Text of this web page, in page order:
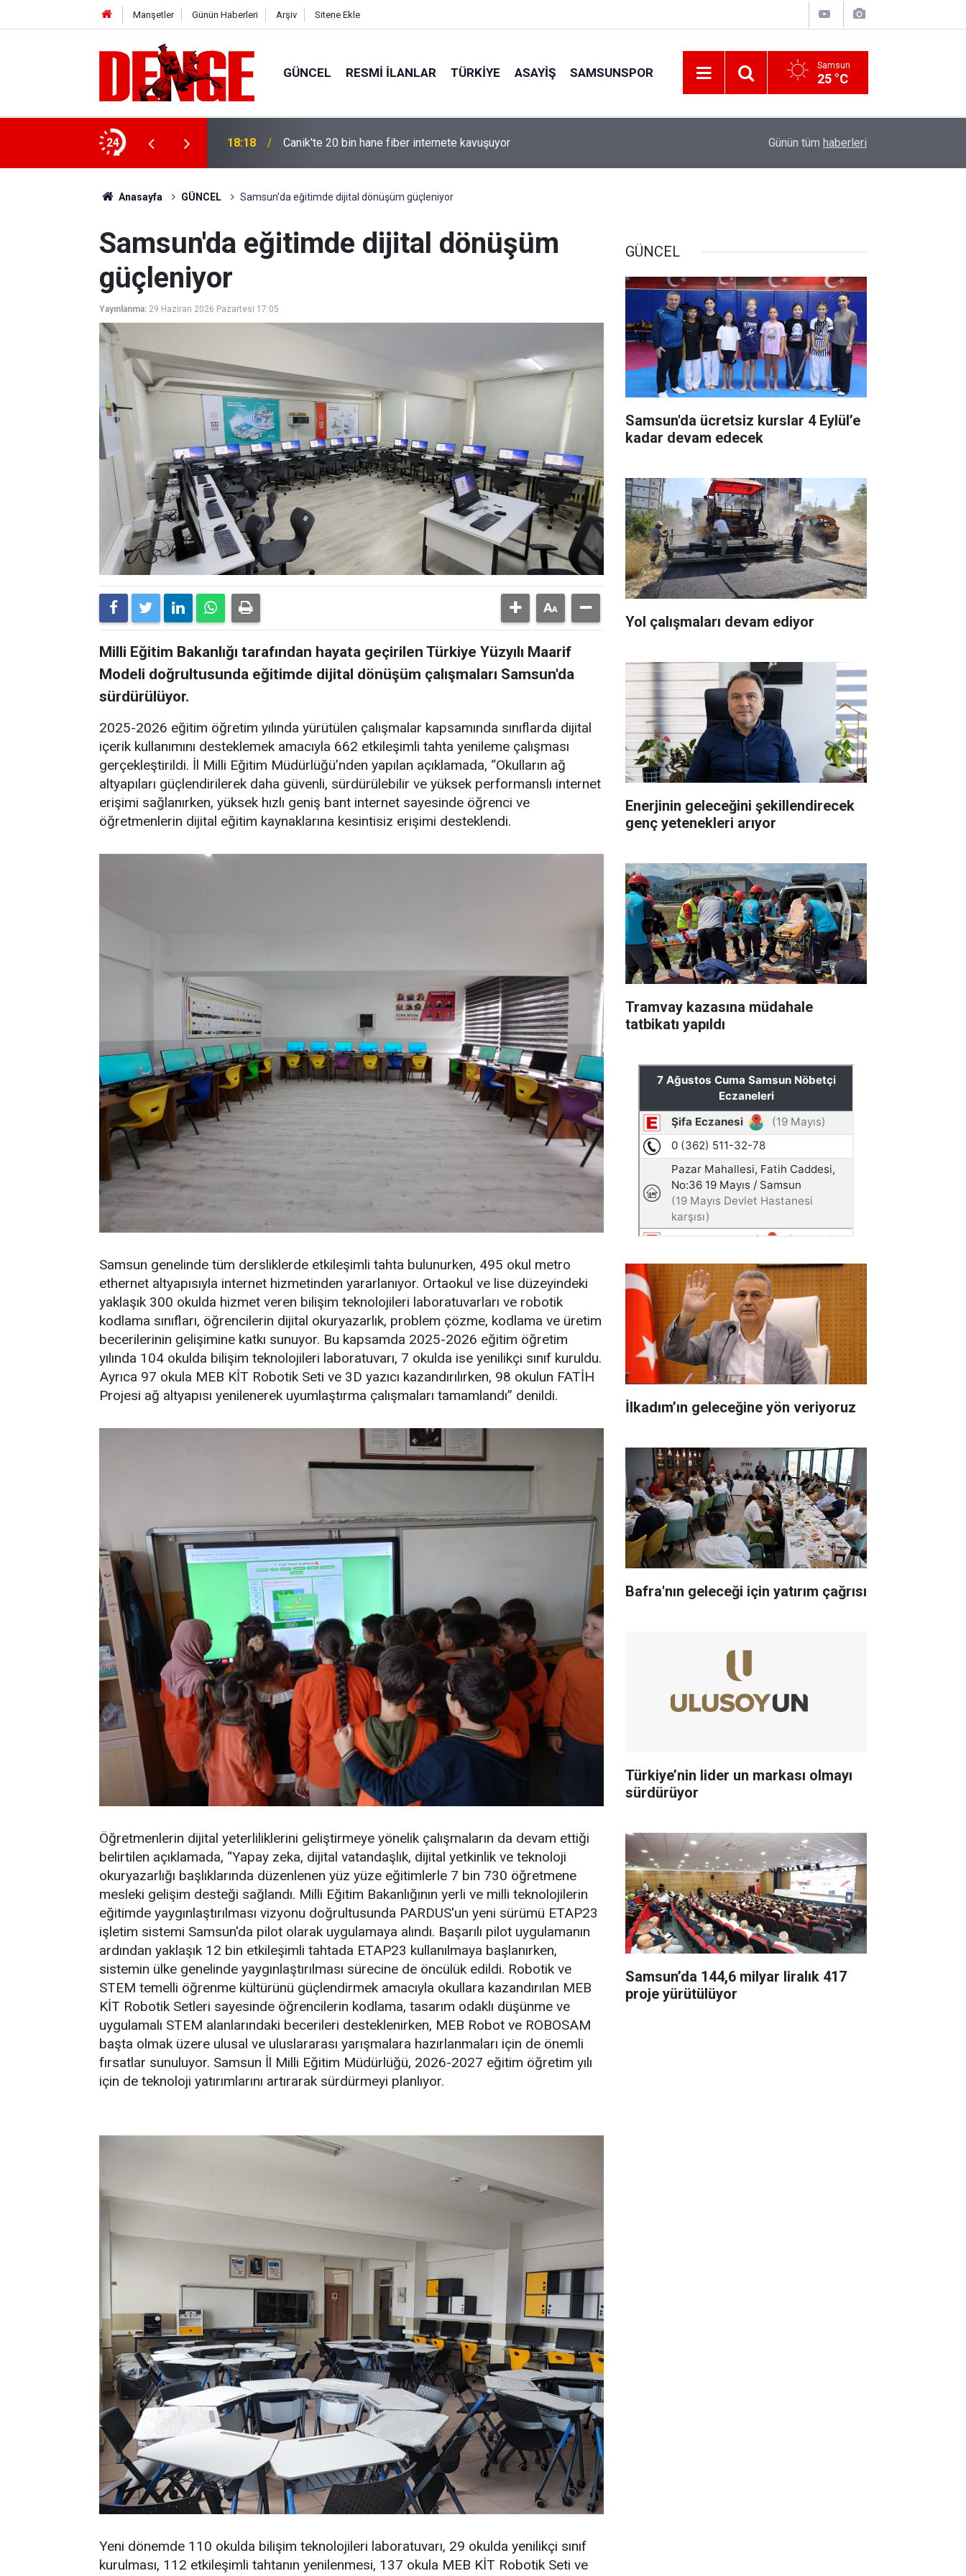
Manşetler Günün Haberleri Arşiv Sitene Ekle
GÜNCEL RESMI İLANLAR TÜRKİYE ASAYİŞ SAMSUNSPOR Samsun
25 °C
24
kadar devam edecek 18:18 Canik'te 20 bin hane fiber internete kavuşuyor 30 ilde DEAŞ terör örgütüne yönelik operasyon!
Günün tüm haberleri
Anasayfa GÜNCEL Samsun'da eğitimde dijital dönüşüm güçleniyor
Samsun'da eğitimde dijital dönüşüm
güçleniyor
Yayınlanma: 29 Haziran 2026 Pazartesi 17:05
Milli Eğitim Bakanlığı tarafından hayata geçirilen Türkiye Yüzyılı Maarif
Modeli doğrultusunda eğitimde dijital dönüşüm çalışmaları Samsun'da
sürdürülüyor.
2025-2026 eğitim öğretim yılında yürütülen çalışmalar kapsamında sınıflarda dijital
içerik kullanımını desteklemek amacıyla 662 etkileşimli tahta yenileme çalışması
gerçekleştirildi. İl Milli Eğitim Müdürlüğü’nden yapılan açıklamada, “Okulların ağ
altyapıları güçlendirilerek daha güvenli, sürdürülebilir ve yüksek performanslı internet
erişimi sağlanırken, yüksek hızlı geniş bant internet sayesinde öğrenci ve
öğretmenlerin dijital eğitim kaynaklarına kesintisiz erişimi desteklendi.
Samsun genelinde tüm dersliklerde etkileşimli tahta bulunurken, 495 okul metro
ethernet altyapısıyla internet hizmetinden yararlanıyor. Ortaokul ve lise düzeyindeki
yaklaşık 300 okulda hizmet veren bilişim teknolojileri laboratuvarları ve robotik
kodlama sınıfları, öğrencilerin dijital okuryazarlık, problem çözme, kodlama ve üretim
becerilerinin gelişimine katkı sunuyor. Bu kapsamda 2025-2026 eğitim öğretim
yılında 104 okulda bilişim teknolojileri laboratuvarı, 7 okulda ise yenilikçi sınıf kuruldu.
Ayrıca 97 okula MEB KİT Robotik Seti ve 3D yazıcı kazandırılırken, 98 okulun FATİH
Projesi ağ altyapısı yenilenerek uyumlaştırma çalışmaları tamamlandı” denildi.
Öğretmenlerin dijital yeterliliklerini geliştirmeye yönelik çalışmaların da devam ettiği
belirtilen açıklamada, “Yapay zeka, dijital vatandaşlık, dijital yetkinlik ve teknoloji
okuryazarlığı başlıklarında düzenlenen yüz yüze eğitimlerle 7 bin 730 öğretmene
mesleki gelişim desteği sağlandı. Milli Eğitim Bakanlığının yerli ve milli teknolojilerin
eğitimde yaygınlaştırılması vizyonu doğrultusunda PARDUS'un yeni sürümü ETAP23
işletim sistemi Samsun'da pilot olarak uygulamaya alındı. Başarılı pilot uygulamanın
ardından yaklaşık 12 bin etkileşimli tahtada ETAP23 kullanılmaya başlanırken,
sistemin ülke genelinde yaygınlaştırılması sürecine de öncülük edildi. Robotik ve
STEM temelli öğrenme kültürünü güçlendirmek amacıyla okullara kazandırılan MEB
KİT Robotik Setleri sayesinde öğrencilerin kodlama, tasarım odaklı düşünme ve
uygulamalı STEM alanlarındaki becerileri desteklenirken, MEB Robot ve ROBOSAM
başta olmak üzere ulusal ve uluslararası yarışmalara hazırlanmaları için de önemli
fırsatlar sunuluyor. Samsun İl Milli Eğitim Müdürlüğü, 2026-2027 eğitim öğretim yılı
için de teknoloji yatırımlarını artırarak sürdürmeyi planlıyor.
Yeni dönemde 110 okulda bilişim teknolojileri laboratuvarı, 29 okulda yenilikçi sınıf
kurulması, 112 etkileşimli tahtanın yenilenmesi, 137 okula MEB KİT Robotik Seti ve
GÜNCEL
Samsun'da ücretsiz kurslar 4 Eylül’e
kadar devam edecek
Yol çalışmaları devam ediyor
Enerjinin geleceğini şekillendirecek
genç yetenekleri arıyor
Tramvay kazasına müdahale
tatbikatı yapıldı
İlkadım’ın geleceğine yön veriyoruz
Bafra'nın geleceği için yatırım çağrısı
Türkiye’nin lider un markası olmayı
sürdürüyor
Samsun’da 144,6 milyar liralık 417
proje yürütülüyor